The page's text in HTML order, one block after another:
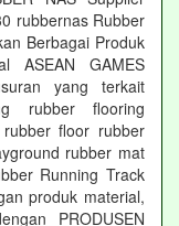
rubbernas Rubber
Berbagai Produk
ASEAN GAMES
yang terkait
rubber flooring
floor rubber
rubber mat
Running Track
produk material,
PRODUSEN